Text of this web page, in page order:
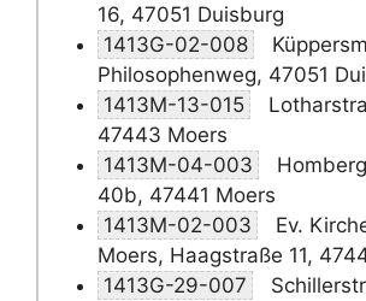
16, 47051 Duisburg
1413G-02-008
Philosophenweg, 47051
1413M-13-015
47443 Moers
1413M-04-003
40b, 47441 Moers
1413M-02-003
Ev.
Moers, Haagstraße 11,
1413G-29-007